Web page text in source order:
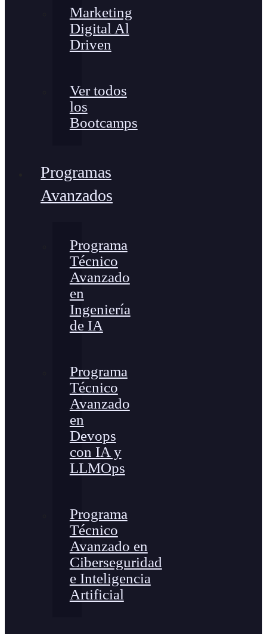
Marketing
Digital Al
Driven
Ver todos
los
Bootcamps
Programas
Avanzados
Programa
Técnico
Avanzado
en
Ingeniería
de IA
Programa
Técnico
Avanzado
en
Devops
con IA y
LLMOps
Programa
Técnico
Avanzado en
Ciberseguridad
e Inteligencia
Artificial